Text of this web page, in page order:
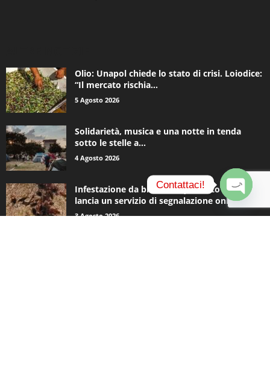
Olio: Unapol chiede lo stato di crisi. Loiodice:
“Il mercato rischia...
5 Agosto 2026
Solidarietà, musica e una notte in tenda
sotto le stelle a...
4 Agosto 2026
Infestazione da blatte, Acquedotto Pugliese
lancia un servizio di segnalazione online
3 Agosto 2026
Contattaci!
O